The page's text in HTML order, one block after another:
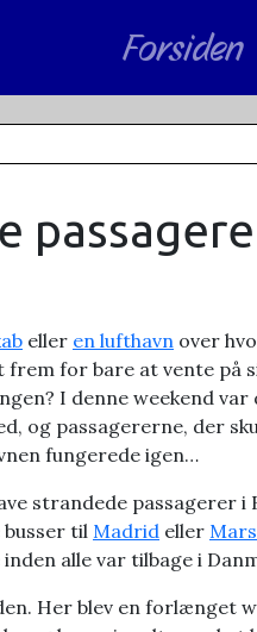
Forsiden
eller en lufthavn over
for bare at vente på
I denne weekend
og passagererne, der
fungerede igen…
strandede passagerer
busser til Madrid eller
alle var tilbage i
Her blev en forlænget